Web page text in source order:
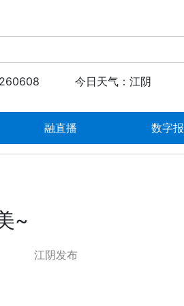
今日天气：江阴
融直播 数字报
~
江阴发布